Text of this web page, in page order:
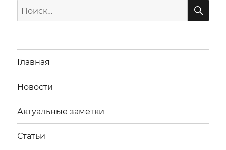
Искать:
Главная
Новости
Актуальные заметки
Статьи